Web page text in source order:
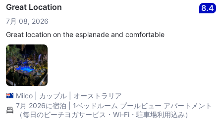
Great Location 8.4
7月 08, 2026
Great location on the esplanade and comfortable
Milco カップル
オーストラリア
7月 2026に宿泊 | 1ベッドルーム プールビュー アパートメント
（毎日のビーチヨガサービス・Wi-Fi・駐車場利用込み）